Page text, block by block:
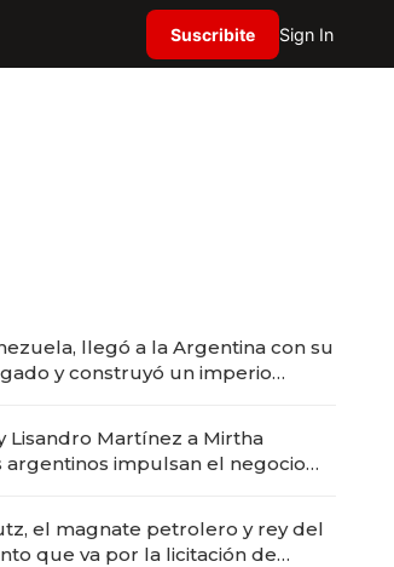
Suscribite Sign In
llegó a la Argentina con su
y construyó un imperio
Lisandro Martínez a Mirtha
argentinos impulsan el negocio
el magnate petrolero y rey del
que va por la licitación de